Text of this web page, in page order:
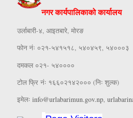
नगर कार्यपालिकाको कार्यालय
उर्लाबारी-४, आइतबारे, माेरङ
फाेन नंः ०२१-५४१५१८, ५४०४५९, ५४०००३
दमकल ०२१- ५४००००
टोल फ्रि नंः १६६०२१४२००० (निः शुल्क)
इमेलः info@urlabarimun.gov.np,